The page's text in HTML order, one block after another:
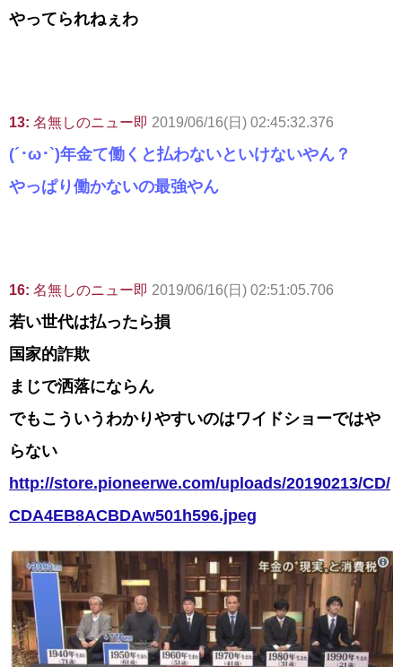
やってられねぇわ
13: 名無しのニュー即 2019/06/16(日) 02:45:32.376
(´･ω･`)年金て働くと払わないといけないやん？
やっぱり働かないの最強やん
16: 名無しのニュー即 2019/06/16(日) 02:51:05.706
若い世代は払ったら損
国家的詐欺
まじで洒落にならん
でもこういうわかりやすいのはワイドショーではや
らない
http://store.pioneerwe.com/uploads/20190213/CD/
CDA4EB8ACBDAw501h596.jpeg